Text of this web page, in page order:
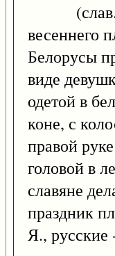
(слав.)
весеннего
Белорусы
виде
одетой в
коне, с
правой
головой в
славяне
праздник
Я., русские